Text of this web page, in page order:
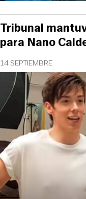
14 SEPTIEMBRE
Tribunal
para Nano